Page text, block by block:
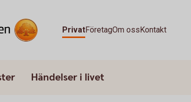
PrivatFöretagOm ossKontakt
Händelser i livet